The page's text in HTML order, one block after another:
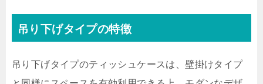
吊り下げタイプの特徴
吊り下げタイプのティッシュケースは、壁掛けタイプ